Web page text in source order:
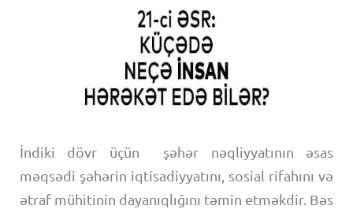
İndiki dövr üçün şəhər nəqliyyatının əsas
məqsədi şəhərin iqtisadiyyatını, sosial rifahını və
ətraf mühitinin dayanıqlığını təmin etməkdir. Bəs